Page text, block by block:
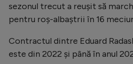
sezonul trecut a reușit să
pentru roș-albaștrii în 16
Contractul dintre Eduard
este din 2022 și până în anul